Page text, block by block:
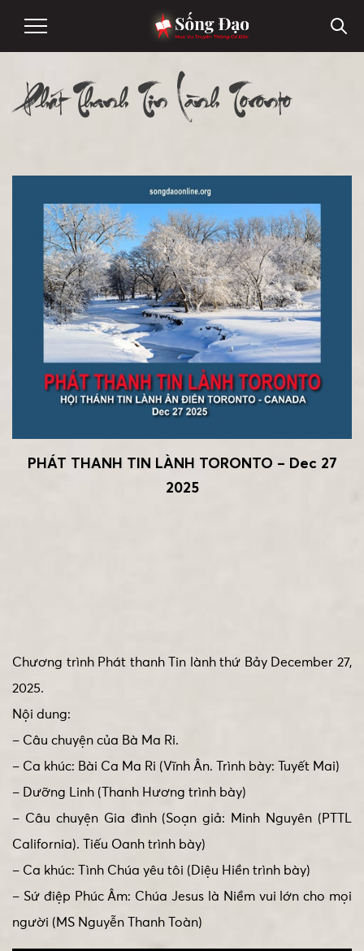
Phát Thanh Tin Lành Toronto
PHÁT THANH TIN LÀNH TORONTO – Dec 27
2025
Chương trình Phát thanh Tin lành thứ Bảy December 27,
2025.
Nội dung:
– Câu chuyện của Bà Ma Ri.
– Ca khúc: Bài Ca Ma Ri (Vĩnh Ân. Trình bày: Tuyết Mai)
– Dưỡng Linh (Thanh Hương trình bày)
– Câu chuyện Gia đình (Soạn giả: Minh Nguyên (PTTL
California). Tiếu Oanh trình bày)
– Ca khúc: Tình Chúa yêu tôi (Diệu Hiền trình bày)
– Sứ điệp Phúc Âm: Chúa Jesus là Niềm vui lớn cho mọi
người (MS Nguyễn Thanh Toàn)